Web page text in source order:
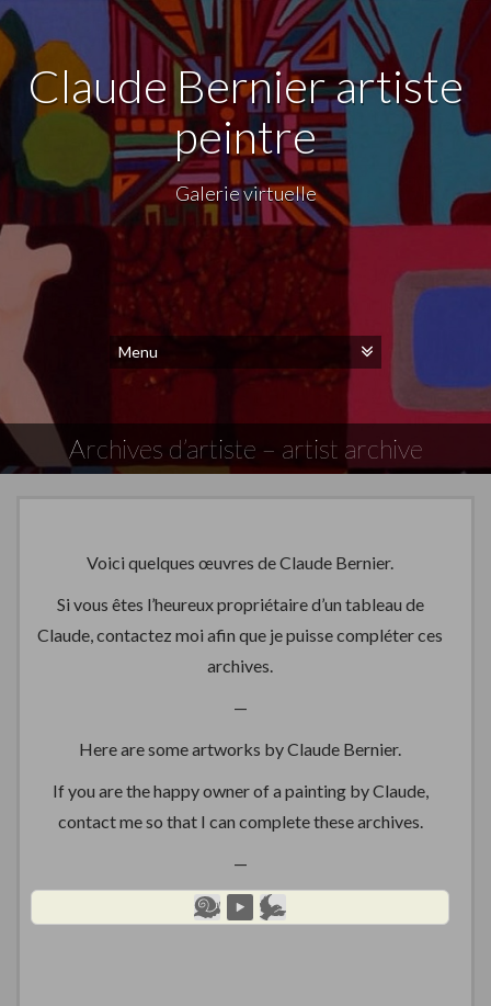
Claude Bernier artiste
peintre
Galerie virtuelle
Archives d’artiste – artist archive
Voici quelques œuvres de Claude Bernier.
Si vous êtes l’heureux propriétaire d’un tableau de
Claude, contactez moi afin que je puisse compléter ces
archives.
—
Here are some artworks by Claude Bernier.
If you are the happy owner of a painting by Claude,
contact me so that I can complete these archives.
—